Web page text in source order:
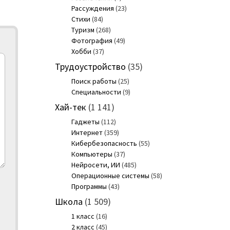
Рассуждения (23)
Стихи (84)
Туризм (268)
Фотография (49)
Хобби (37)
Трудоустройство (35)
Поиск работы (25)
Специальности (9)
Хай-тек (1 141)
Гаджеты (112)
Интернет(359)
Кибербезопасность (55)
Компьютеры (37)
Нейросети, ИИ (485)
Операционные системы (58)
Программы (43)
Школа (1 509)
1 класс (16)
2 класс (45)